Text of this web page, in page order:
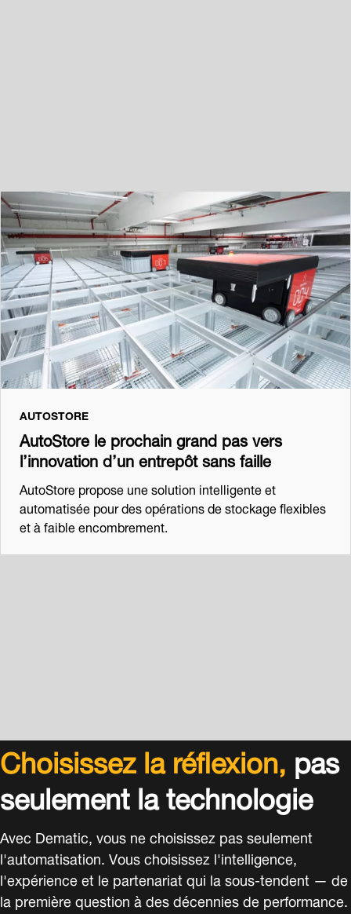
AUTOSTORE
AutoStore le prochain grand pas vers
l’innovation d’un entrepôt sans faille
AutoStore propose une solution intelligente et
automatisée pour des opérations de stockage flexibles
et à faible encombrement.
Choisissez la réflexion,pas
seulement la technologie
Avec Dematic, vous ne choisissez pas seulement
l'automatisation. Vous choisissez l'intelligence,
l'expérience et le partenariat qui la sous-tendent — de
la première question à des décennies de performance.